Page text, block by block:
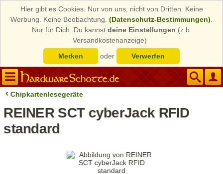
Hier gibt es Cookies. Nur von uns, nicht von Dritten. Keine
Werbung. Keine Beobachtung. (Datenschutz-Bestimmungen)
Nur für Dich. Du kannst deine Einstellungen (z.b.
Versandkostenanzeige)
Merken
oder Verwerfen
Chipkartenlesegeräte
REINER SCT cyberJack RFID
standard